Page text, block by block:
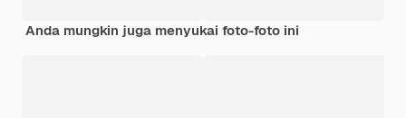
Anda mungkin juga menyukai foto-foto ini